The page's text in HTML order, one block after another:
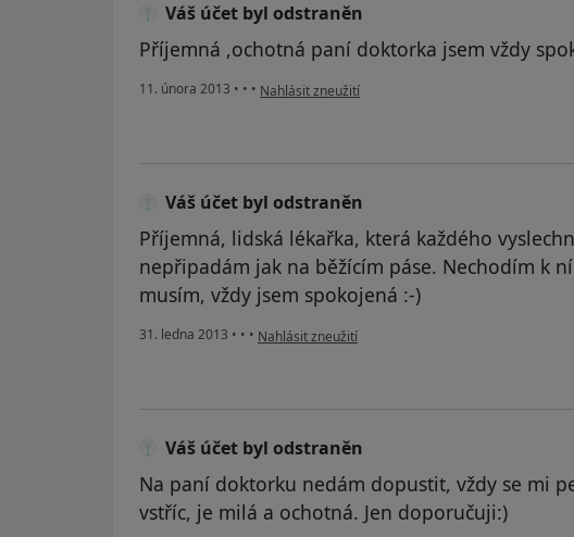
Váš účet byl odstraněn
Příjemná ,ochotná paní doktorka jsem vždy
11. února 2013 • • • podle názoru uživatele Váš účet byl odstraněn
Nahlásit zneužití
Váš účet byl odstraněn
Příjemná, lidská lékařka, která každého
nepřipadám jak na běžícím páse. Nechodím k
musím, vždy jsem spokojená :-)
31. ledna 2013 • • • podle názoru uživatele Váš účet byl odstraněn
Nahlásit zneužití
Váš účet byl odstraněn
Na paní doktorku nedám dopustit, vždy se mi
vstříc, je milá a ochotná. Jen doporučuji:)